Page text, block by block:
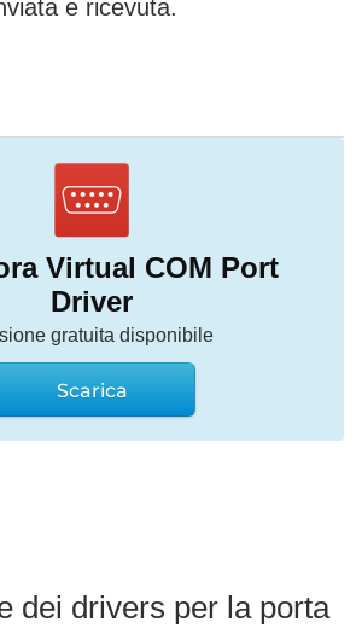
e ricevuta.
Virtual COM Port
Driver
gratuita disponibile
Scarica
dei drivers per la porta